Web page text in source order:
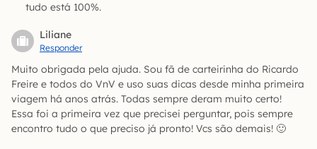
tudo está 100%.
Liliane
Responder
Muito obrigada pela ajuda. Sou fã de carteirinha do Ricardo
Freire e todos do VnV e uso suas dicas desde minha primeira
viagem há anos atrás. Todas sempre deram muito certo!
Essa foi a primeira vez que precisei perguntar, pois sempre
encontro tudo o que preciso já pronto! Vcs são demais! 🙂